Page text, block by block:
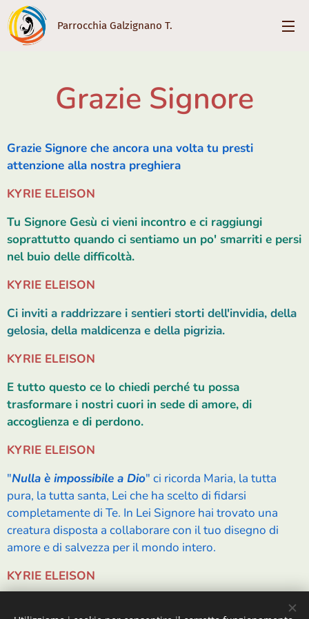
Parrocchia Galzignano T.
Grazie Signore
Grazie Signore che ancora una volta tu presti
attenzione alla nostra preghiera
KYRIE ELEISON
Tu Signore Gesù ci vieni incontro e ci raggiungi
soprattutto quando ci sentiamo un po' smarriti e persi
nel buio delle difficoltà.
KYRIE ELEISON
Ci inviti a raddrizzare i sentieri storti dell'invidia, della
gelosia, della maldicenza e della pigrizia.
KYRIE ELEISON
E tutto questo ce lo chiedi perché tu possa
trasformare i nostri cuori in sede di amore, di
accoglienza e di perdono.
KYRIE ELEISON
"Nulla è impossibile a Dio" ci ricorda Maria, la tutta
pura, la tutta santa, Lei che ha scelto di fidarsi
completamente di Te. In Lei Signore hai trovato una
creatura disposta a collaborare con il tuo disegno di
amore e di salvezza per il mondo intero.
KYRIE ELEISON
3 Ave Maria...